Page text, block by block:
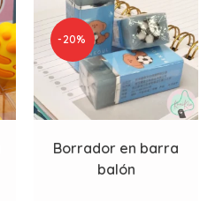
-20%
Borrador en barra
balón